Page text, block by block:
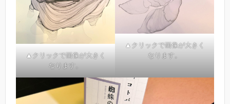
▲クリックで画像が大きく
なります。
▲クリックで画像が大きく
なります。